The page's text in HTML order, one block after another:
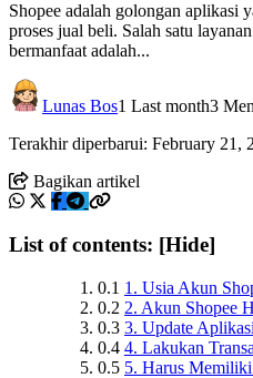
Shopee adalah golongan aplikasi
proses jual beli. Salah satu
bermanfaat adalah...
Lunas Bos1 Last month3
Terakhir diperbarui: February 21,
Bagikan artikel
List of contents: [Hide]
0.1 1. Usia Akun
0.2 2. Akun Shopee
0.3 3. Update
0.4 4. Lakukan
0.5 5. Harus